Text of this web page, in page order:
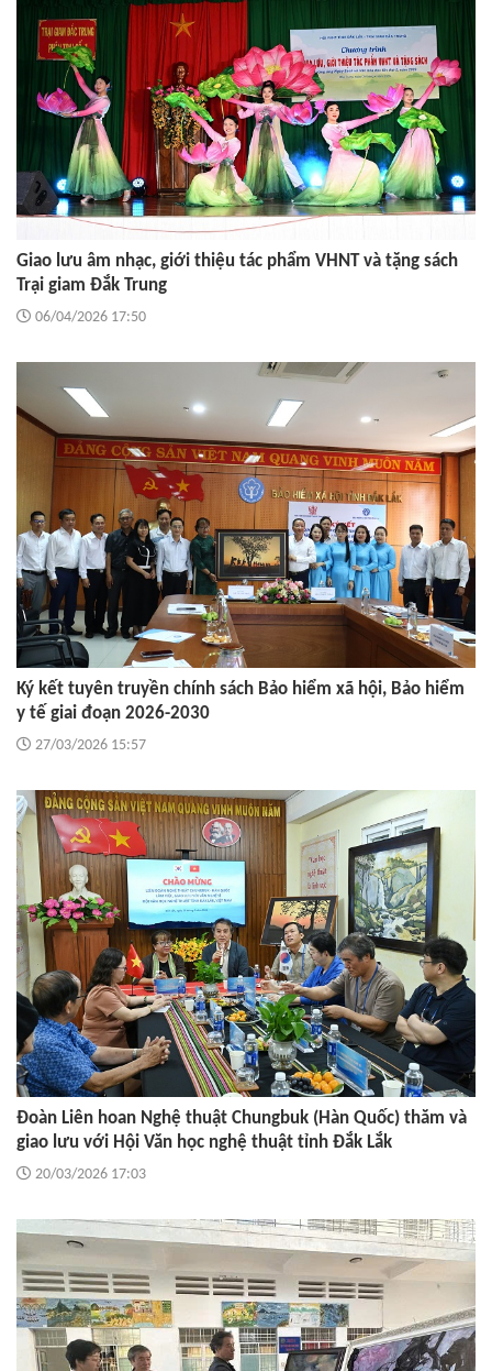
Giao lưu âm nhạc, giới thiệu tác phẩm VHNT và tặng sách
Trại giam Đắk Trung
06/04/2026 17:50
Ký kết tuyên truyền chính sách Bảo hiểm xã hội, Bảo hiểm
y tế giai đoạn 2026-2030
27/03/2026 15:57
Đoàn Liên hoan Nghệ thuật Chungbuk (Hàn Quốc) thăm và
giao lưu với Hội Văn học nghệ thuật tỉnh Đắk Lắk
20/03/2026 17:03